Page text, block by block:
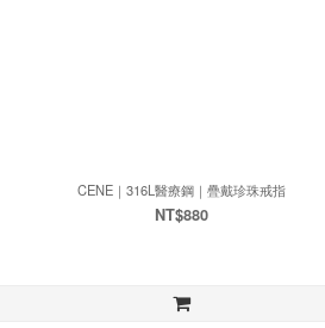
CENE｜316L醫療鋼｜疊戴珍珠戒指
NT$880